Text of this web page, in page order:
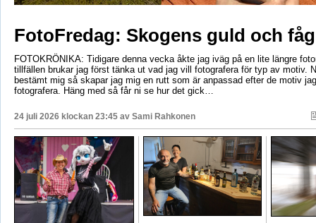
FotoFredag: Skogens guld och
FOTOKRÖNIKA: Tidigare denna vecka åkte jag iväg på en lite längre
tillfällen brukar jag först tänka ut vad jag vill fotografera för typ av motiv.
bestämt mig så skapar jag mig en rutt som är anpassad efter de motiv
fotografera. Häng med så får ni se hur det gick…
24 juli 2026 klockan 23:45 av Sami Rahkonen